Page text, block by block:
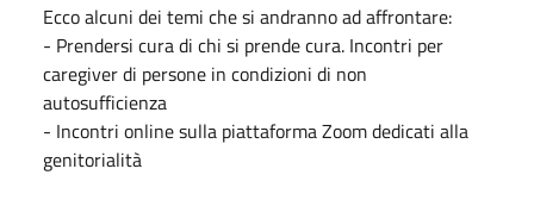
Ecco alcuni dei temi che si andranno ad affrontare:
- Prendersi cura di chi si prende cura. Incontri per
caregiver di persone in condizioni di non
autosufficienza
- Incontri online sulla piattaforma Zoom dedicati alla
genitorialità